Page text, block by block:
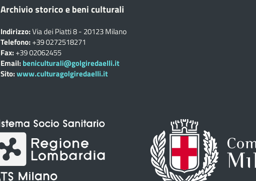
Archivio storico e beni culturali
Indirizzo:Via dei Piatti 8 - 20123 Milano
Telefono:+39 0272518271
Fax:+39 02062455
Email: beniculturali@golgiredaelli.it
Sito:www.culturagolgiredaelli.it